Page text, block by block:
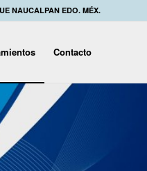
NAUCALPAN EDO. MÉX.
Contacto